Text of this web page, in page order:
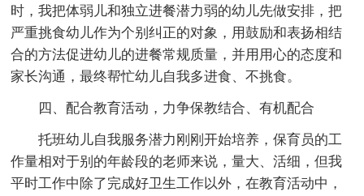
时，我把体弱儿和独立进餐潜力弱的幼儿先做安排，把
严重挑食幼儿作为个别纠正的对象，用鼓励和表扬相结
合的方法促进幼儿的进餐常规质量，并用用心的态度和
家长沟通，最终帮忙幼儿自我多进食、不挑食。
四、配合教育活动，力争保教结合、有机配合
托班幼儿自我服务潜力刚刚开始培养，保育员的工
作量相对于别的年龄段的老师来说，量大、活细，但我
平时工作中除了完成好卫生工作以外，在教育活动中，